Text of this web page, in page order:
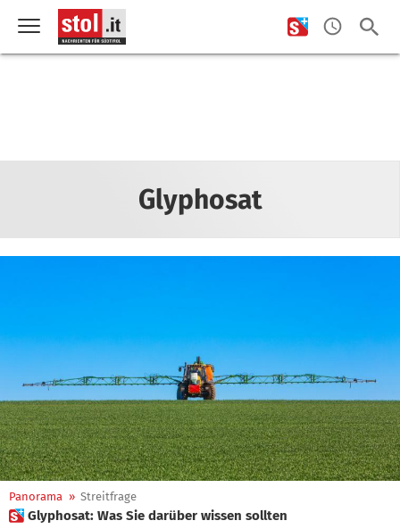
Glyphosat
Panorama » Streitfrage
 Glyphosat: Was Sie darüber wissen sollten